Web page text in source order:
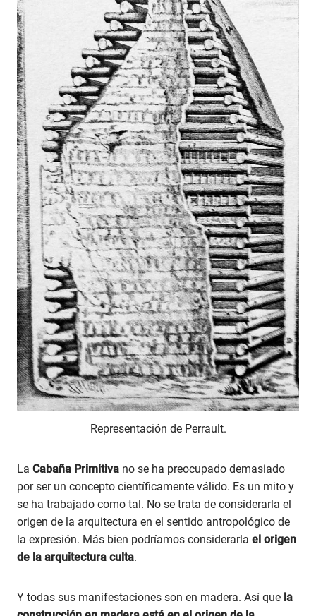
Representación de Perrault.
La Cabaña Primitiva no se ha preocupado demasiado
por ser un concepto científicamente válido. Es un mito y
se ha trabajado como tal. No se trata de considerarla el
origen de la arquitectura en el sentido antropológico de
la expresión. Más bien podríamos considerarla el origen
de la arquitectura culta.
Y todas sus manifestaciones son en madera. Así que la